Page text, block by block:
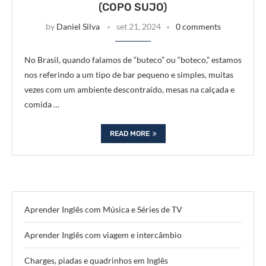
(COPO SUJO)
by Daniel Silva set 21, 2024 0 comments
No Brasil, quando falamos de “buteco” ou “boteco,” estamos
nos referindo a um tipo de bar pequeno e simples, muitas
vezes com um ambiente descontraído, mesas na calçada e
comida …
READ MORE
Aprender Inglês com Música e Séries de TV
Aprender Inglês com viagem e intercâmbio
Charges, piadas e quadrinhos em Inglês